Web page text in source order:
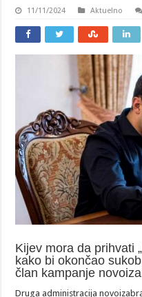
11/11/2024 Aktuelno
Kijev mora da prihvati
kako bi okončao
član kampanje
Druga administracija